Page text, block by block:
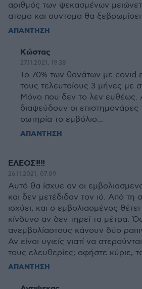
αριθμός των ψεκασμένων
ατομα και συντομα θα
ΑΠΑΝΤΗΣΗ
Κώστας
27.11.2021, 19:38
Το 70% των θανάτων με covid
τους τελευταίους 3 μήνες με
Μόνο που δεν το λεν ευθέως.
διαψεύδουν οι
σωτηρία το εμβόλιο...
ΑΠΑΝΤΗΣΗ
ΕΛΕΟΣ!!!!
26.11.2021, 07:09
Αυτό θα ίσχυε αν οι
και δεν μετέδιδαν τον ιό. Από τη
ισχύει, και ο εμβολιασμένος
κίνδυνο αν δεν τηρεί τα μέτρα.
ανεμβολίαστους κάνουν δύο
Αν είναι υγιείς γιατί να
τους ελευθερίες; αφήστε κύριε,
ΑΠΑΝΤΗΣΗ